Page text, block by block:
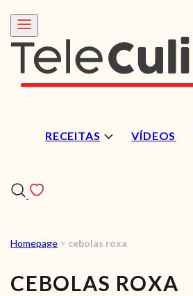
RECEITAS VÍDEOS
VÍDEOS
Homepage > cebolas roxa
CEBOLAS ROXA